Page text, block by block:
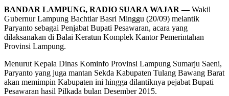
BANDAR LAMPUNG, RADIO SUARA WAJAR —Wakil
Gubernur Lampung Bachtiar Basri Minggu (20/09) melantik
Paryanto sebagai Penjabat Bupati Pesawaran, acara yang
dilaksanakan di Balai Keratun Komplek Kantor Pemerintahan
Provinsi Lampung.
Menurut Kepala Dinas Kominfo Provinsi Lampung Sumarju Saeni,
Paryanto yang juga mantan Sekda Kabupaten Tulang Bawang Barat
akan memimpin Kabupaten ini hingga dilantiknya pejabat Bupati
Pesawaran hasil Pilkada bulan Desember 2015.